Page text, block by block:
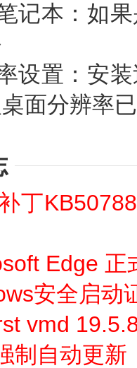
本：如果
置：安装
面分辨率
丁
Edge
安全启动
vmd
制自动更